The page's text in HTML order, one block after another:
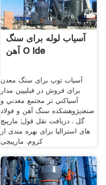
آسیاب لوله برای سنگ
آهن O Ide
آسیاب توپ برای سنگ معدن
برای فروش در فیلیپین ﻣﺪﺍﺭ
ﺁﺳﻴﺎﻛﻨﻲ ﺗﺮ ﻣﺠﺘﻤﻊ ﻣﻌﺪﻧﻲ ﻭ
ﺻﻨﻌﺘپژوهشکده سنگ آهن و فولاد
گل . دریافت نقل قول; مارپیچ
های استرالیا برای بهره مندی از
کروم. مارپیچی